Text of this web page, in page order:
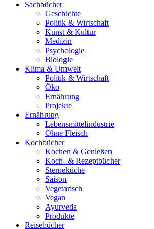
Sachbücher
Geschichte
Politik & Wirtschaft
Kunst & Kultur
Medizin
Psychologie
Biologie
Klima & Umwelt
Politik & Wirtschaft
Öko
Ernährung
Projekte
Ernährung
Lebensmittelindustrie
Ohne Fleisch
Kochbücher
Kochen & Genießen
Koch- & Rezeptbücher
Sterneküche
Saison
Vegetarisch
Vegan
Ayurveda
Produkte
Reisebücher